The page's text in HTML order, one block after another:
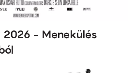
2026 - Menekülés